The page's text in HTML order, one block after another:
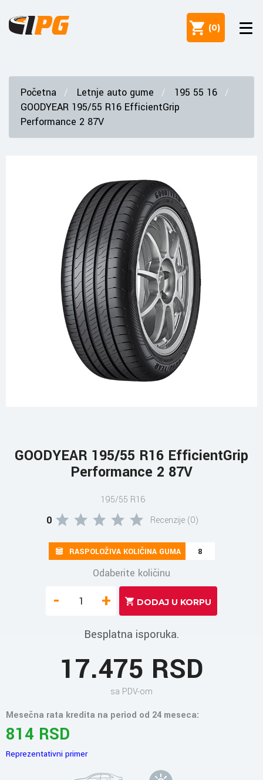
(0)
Početna Letnje auto gume
195 55 16
GOODYEAR 195/55 R16 EfficientGrip
Performance 2 87V
GOODYEAR 195/55 R16 EfficientGrip
Performance 2 87V
195/55 R16
0 Recenzije (0)
RASPOLOŽIVA KOLIČINA GUMA 8
Odaberite količinu
- +
Besplatna isporuka.
17.475 RSD
sa PDV-om
Mesečna rata kredita na period od 24 meseca:
814 RSD
Reprezentativni primer